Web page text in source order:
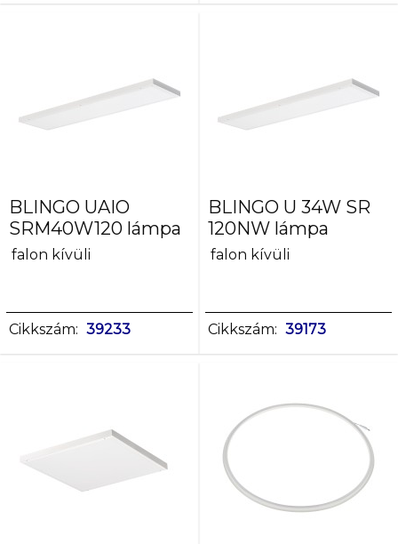
BLINGO UAIO
SRM40W120 lámpa
falon kívüli
Cikkszám: 39233
BLINGO U 34W SR
120NW lámpa
falon kívüli
Cikkszám: 39173